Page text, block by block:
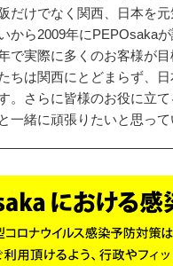
だけでなく関西、日本を
から2009年にPEPOsakaが
で実際に多くのお客様が
ちは関西にとどまらず、
。さらに皆様のお役に立
一緒に頑張りたいと思って